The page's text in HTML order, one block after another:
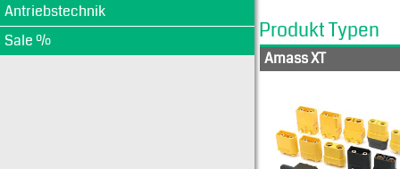
Antriebstechnik
Sale %
Produkt Typen
Amass XT